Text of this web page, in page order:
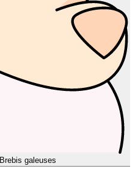
Brebis galeuses